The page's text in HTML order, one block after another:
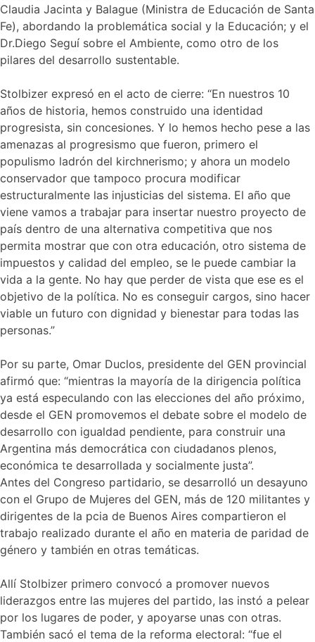
Claudia Jacinta y Balague (Ministra de Educación de Santa
Fe), abordando la problemática social y la Educación; y el
Dr.Diego Seguí sobre el Ambiente, como otro de los
pilares del desarrollo sustentable.
Stolbizer expresó en el acto de cierre: “En nuestros 10
años de historia, hemos construido una identidad
progresista, sin concesiones. Y lo hemos hecho pese a las
amenazas al progresismo que fueron, primero el
populismo ladrón del kirchnerismo; y ahora un modelo
conservador que tampoco procura modificar
estructuralmente las injusticias del sistema. El año que
viene vamos a trabajar para insertar nuestro proyecto de
país dentro de una alternativa competitiva que nos
permita mostrar que con otra educación, otro sistema de
impuestos y calidad del empleo, se le puede cambiar la
vida a la gente. No hay que perder de vista que ese es el
objetivo de la política. No es conseguir cargos, sino hacer
viable un futuro con dignidad y bienestar para todas las
personas.”
Por su parte, Omar Duclos, presidente del GEN provincial
afirmó que: “mientras la mayoría de la dirigencia política
ya está especulando con las elecciones del año próximo,
desde el GEN promovemos el debate sobre el modelo de
desarrollo con igualdad pendiente, para construir una
Argentina más democrática con ciudadanos plenos,
económica te desarrollada y socialmente justa”.
Antes del Congreso partidario, se desarrolló un desayuno
con el Grupo de Mujeres del GEN, más de 120 militantes y
dirigentes de la pcia de Buenos Aires compartieron el
trabajo realizado durante el año en materia de paridad de
género y también en otras temáticas.
Allí Stolbizer primero convocó a promover nuevos
liderazgos entre las mujeres del partido, las instó a pelear
por los lugares de poder, y apoyarse unas con otras.
También sacó el tema de la reforma electoral: “fue el